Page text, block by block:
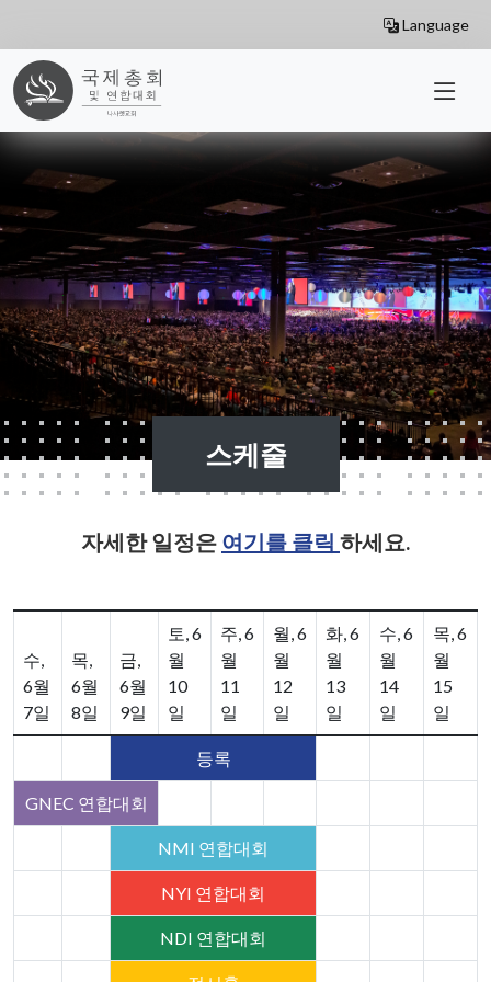
Language
스케줄
자세한 일정은 여기를 클릭 하세요.
수,
6월
7일
목,
6월
8일
금,
6월
9일
토, 6
월
10
일
주, 6
월
11
일
월, 6
월
12
일
화, 6
월
13
일
수, 6
월
14
일
목, 6
월
15
일
등록
GNEC 연합대회
NMI 연합대회
NYI 연합대회
NDI 연합대회